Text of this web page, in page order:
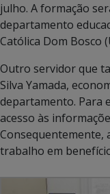
julho. A formação
departamento
Católica Dom Bosco
Outro servidor que
Silva Yamada,
departamento. Para
acesso às
Consequentemente,
trabalho em